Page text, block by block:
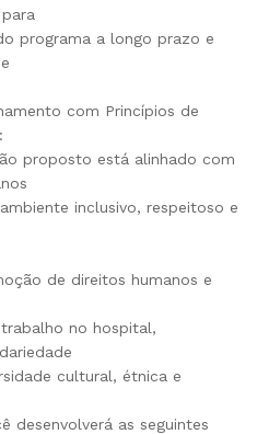
programa a longo prazo e
com Princípios de
proposto está alinhado com
inclusivo, respeitoso e
de direitos humanos e
no hospital,
cultural, étnica e
desenvolverá as seguintes